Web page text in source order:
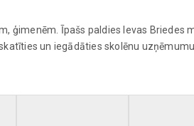
ģimenēm. Īpašs paldies Ievas Briedes
un iegādāties skolēnu uzņēmumu